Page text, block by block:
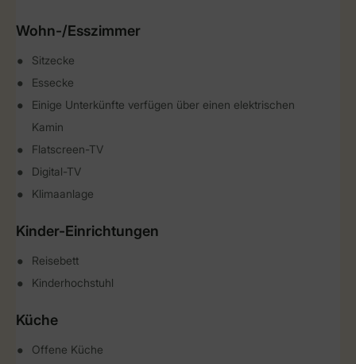
Wohn-/Esszimmer
Sitzecke
Essecke
Einige Unterkünfte verfügen über einen elektrischen
Kamin
Flatscreen-TV
Digital-TV
Klimaanlage
Kinder-Einrichtungen
Reisebett
Kinderhochstuhl
Küche
Offene Küche